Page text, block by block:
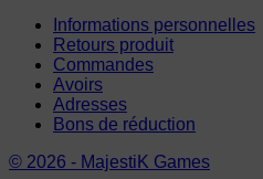
Informations personnelles
Retours produit
Commandes
Avoirs
Adresses
Bons de réduction
© 2026 - MajestiK Games